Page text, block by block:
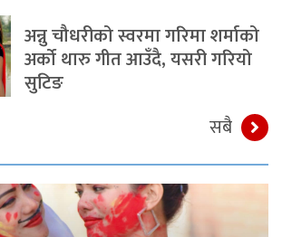
अन्नु चौधरीको स्वरमा गरिमा शर्माको
अर्को थारु गीत आउँदै, यसरी गरियो
सुटिङ
सबै